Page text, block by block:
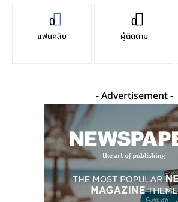
0
แฟนคลับ
0
ผู้ติดตาม
- Advertisement -